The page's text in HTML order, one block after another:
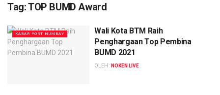
Tag:TOP BUMD Award
KABAR PORT NUMBAY
Wali Kota BTM Raih
Penghargaan Top Pembina
BUMD 2021
OLEH : NOKEN LIVE